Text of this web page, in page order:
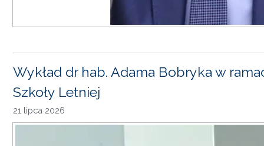
Wykład dr hab. Adama Bobryka w
Szkoły Letniej
21 lipca 2026